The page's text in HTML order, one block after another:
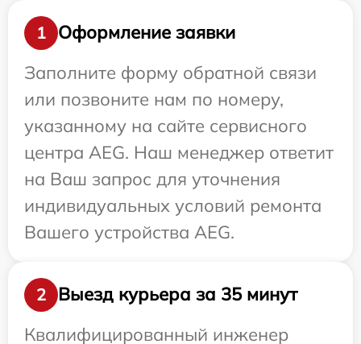
1
Оформление заявки
Заполните форму обратной связи
или позвоните нам по номеру,
указанному на сайте сервисного
центра AEG. Наш менеджер ответит
на Ваш запрос для уточнения
индивидуальных условий ремонта
Вашего устройства AEG.
2
Выезд курьера за 35 минут
Квалифицированный инженер